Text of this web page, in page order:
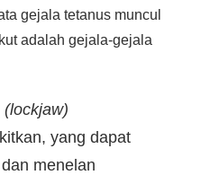
gejala tetanus muncul
adalah gejala-gejala
(lockjaw)
yang dapat
menelan